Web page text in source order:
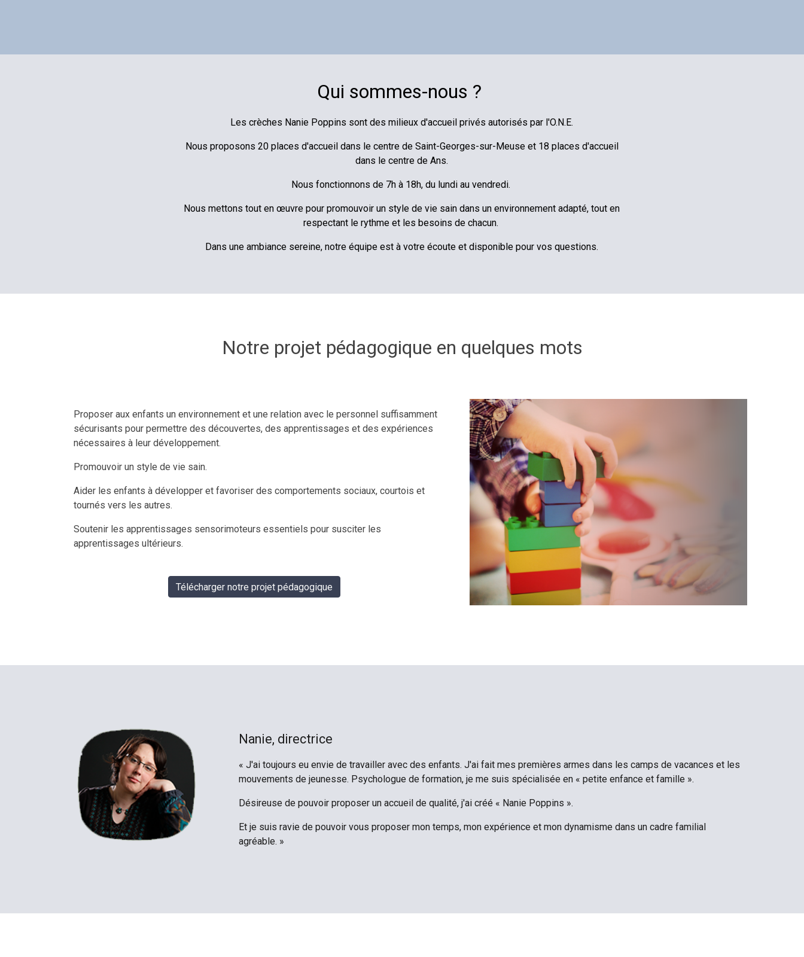
Qui sommes-nous ?
Les crèches Nanie Poppins sont des milieux d'accueil privés autorisés par l'O.N.E.
Nous proposons 20 places d'accueil dans le centre de Saint-Georges-sur-Meuse et 18 places d'accueil
dans le centre de Ans.
Nous fonctionnons de 7h à 18h, du lundi au vendredi.
Nous mettons tout en œuvre pour promouvoir un style de vie sain dans un environnement adapté, tout en
respectant le rythme et les besoins de chacun.
Dans une ambiance sereine, notre équipe est à votre écoute et disponible pour vos questions.
Notre projet pédagogique en quelques mots
Proposer aux enfants un environnement et une relation avec le personnel suffisamment
sécurisants pour permettre des découvertes, des apprentissages et des expériences
nécessaires à leur développement.
Promouvoir un style de vie sain.
Aider les enfants à développer et favoriser des comportements sociaux, courtois et
tournés vers les autres.
Soutenir les apprentissages sensorimoteurs essentiels pour susciter les
apprentissages ultérieurs.
Télécharger notre projet pédagogique
Nanie, directrice
« J'ai toujours eu envie de travailler avec des enfants. J'ai fait mes premières armes dans les camps de vacances et les
mouvements de jeunesse. Psychologue de formation, je me suis spécialisée en « petite enfance et famille ».
Désireuse de pouvoir proposer un accueil de qualité, j'ai créé « Nanie Poppins ».
Et je suis ravie de pouvoir vous proposer mon temps, mon expérience et mon dynamisme dans un cadre familial
agréable. »